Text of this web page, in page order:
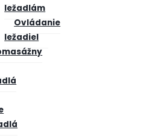
ležadlám
Ovládanie
ležadiel